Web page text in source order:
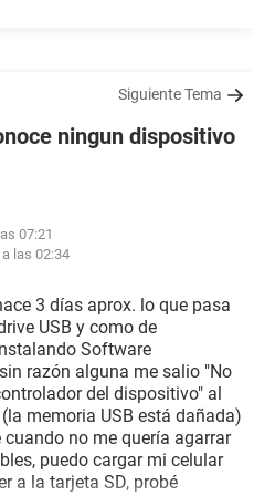
Siguiente Tema
ningun dispositivo
07:21
las 02:34
3 días aprox. lo que pasa
USB y como de
Software
razón alguna me salio "No
del dispositivo" al
memoria USB está dañada)
no me quería agarrar
puedo cargar mi celular
a la tarjeta SD, probé